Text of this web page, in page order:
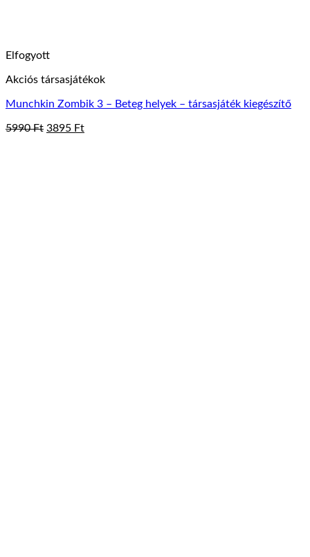
Elfogyott
Akciós társasjátékok
Munchkin Zombik 3 – Beteg helyek – társasjáték kiegészítő
5990Ft Original
3895 FtCurrent